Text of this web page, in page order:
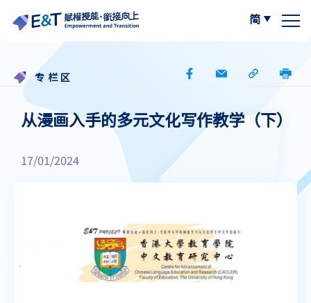
计划内容
计划成员
最新动态
计划活动与发展
关于比赛
2024-25
作品集
资源区
阅读教学资源
写作教学资源
A A
简
专栏区
从漫画入手的多元文化写作教学（下）
17/01/2024